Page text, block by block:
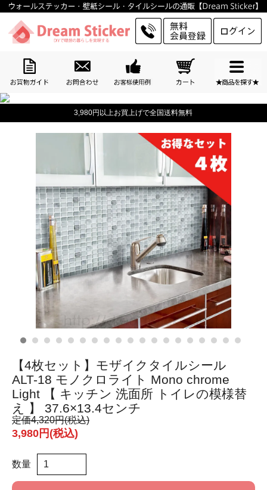
3,980円以上お買上げで全国送料無料
【4枚セット】モザイクタイルシール
ALT-18 モノクロライト Mono chrome
Light 【 キッチン 洗面所 トイレの模様替
え 】 37.6×13.4センチ
定価4,320円(税込)
3,980円(税込)
数量